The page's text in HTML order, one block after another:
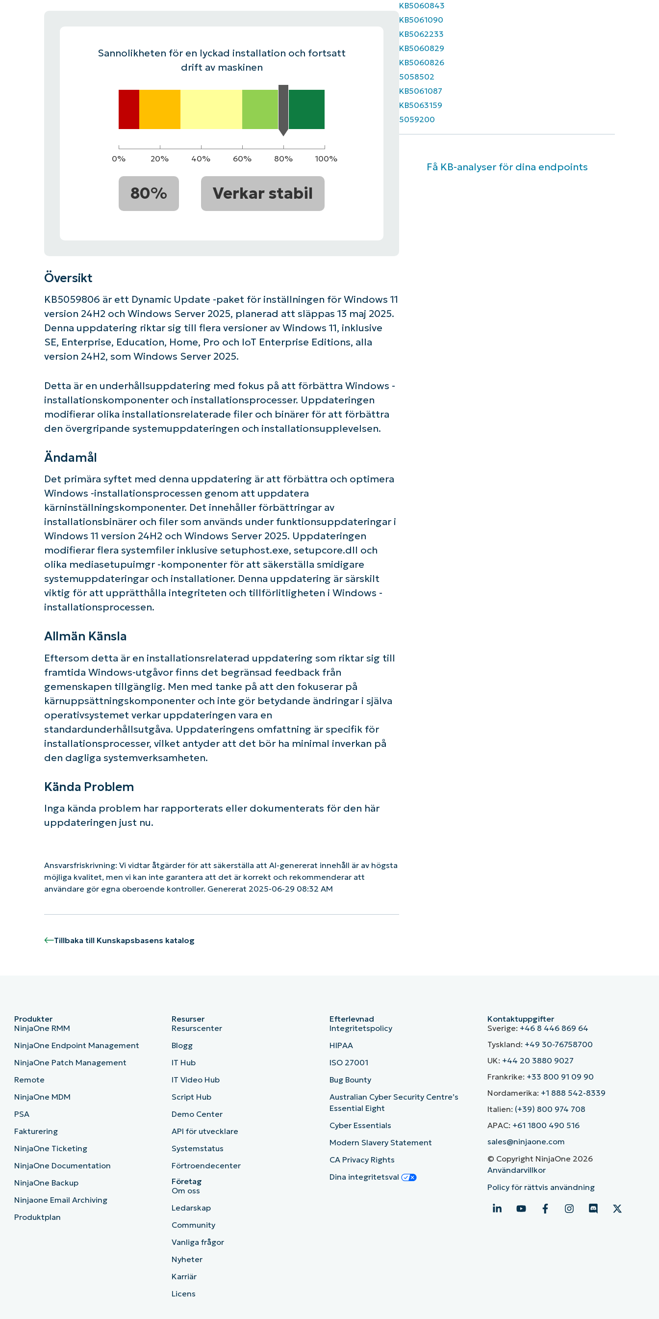
Sannolikheten för en lyckad installation och fortsatt
drift av maskinen
0% 20% 40% 60% 80% 100%
80% Verkar stabil
Översikt
KB5059806 är ett Dynamic Update -paket för inställningen för Windows 11
version 24H2 och Windows Server 2025, planerad att släppas 13 maj 2025.
Denna uppdatering riktar sig till flera versioner av Windows 11, inklusive
SE, Enterprise, Education, Home, Pro och IoT Enterprise Editions, alla
version 24H2, som Windows Server 2025.
Detta är en underhållsuppdatering med fokus på att förbättra Windows -
installationskomponenter och installationsprocesser. Uppdateringen
modifierar olika installationsrelaterade filer och binärer för att förbättra
den övergripande systemuppdateringen och installationsupplevelsen.
Ändamål
Det primära syftet med denna uppdatering är att förbättra och optimera
Windows -installationsprocessen genom att uppdatera
kärninställningskomponenter. Det innehåller förbättringar av
installationsbinärer och filer som används under funktionsuppdateringar i
Windows 11 version 24H2 och Windows Server 2025. Uppdateringen
modifierar flera systemfiler inklusive setuphost.exe, setupcore.dll och
olika mediasetupuimgr -komponenter för att säkerställa smidigare
systemuppdateringar och installationer. Denna uppdatering är särskilt
viktig för att upprätthålla integriteten och tillförlitligheten i Windows -
installationsprocessen.
Allmän Känsla
Eftersom detta är en installationsrelaterad uppdatering som riktar sig till
framtida Windows-utgåvor finns det begränsad feedback från
gemenskapen tillgänglig. Men med tanke på att den fokuserar på
kärnuppsättningskomponenter och inte gör betydande ändringar i själva
operativsystemet verkar uppdateringen vara en
standardunderhållsutgåva. Uppdateringens omfattning är specifik för
installationsprocesser, vilket antyder att det bör ha minimal inverkan på
den dagliga systemverksamheten.
Kända Problem
Inga kända problem har rapporterats eller dokumenterats för den här
uppdateringen just nu.
Ansvarsfriskrivning: Vi vidtar åtgärder för att säkerställa att AI-genererat innehåll är av högsta
möjliga kvalitet, men vi kan inte garantera att det är korrekt och rekommenderar att
användare gör egna oberoende kontroller. Genererat 2025-06-29 08:32 AM
Tillbaka till Kunskapsbasens katalog
KB5060843
KB5061090
KB5062233
KB5060829
KB5060826
5058502
KB5061087
KB5063159
5059200
Få KB-analyser för dina endpoints
Kom igång med NinjaOne AI-drivna KB-analyser!
and
last
name*
Business
email*
Phone
Country
Produkter
NinjaOne RMM
NinjaOne Endpoint Management
NinjaOne Patch Management
Remote
NinjaOne MDM
PSA
Fakturering
NinjaOne Ticketing
NinjaOne Documentation
NinjaOne Backup
Ninjaone Email Archiving
Produktplan
Resurser
Resurscenter
Blogg
IT Hub
IT Video Hub
Script Hub
Demo Center
API för utvecklare
Systemstatus
Förtroendecenter
Företag
Om oss
Ledarskap
Community
Vanliga frågor
Nyheter
Karriär
Licens
Efterlevnad
Integritetspolicy
HIPAA
ISO 27001
Bug Bounty
Australian Cyber Security Centre’s
Essential Eight
Cyber Essentials
Modern Slavery Statement
CA Privacy Rights
Dina integritetsval
Kontaktuppgifter
Sverige: +46 8 446 869 64
Tyskland: +49 30-76758700
UK: +44 20 3880 9027
Frankrike: +33 800 91 09 90
Nordamerika: +1 888 542-8339
Italien: (+39) 800 974 708
APAC: +61 1800 490 516
sales@ninjaone.com
© Copyright NinjaOne 2026
Användarvillkor
Policy för rättvis användning